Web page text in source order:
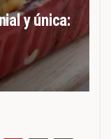
y única: